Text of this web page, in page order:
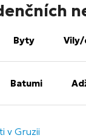
Byty
Batumi
v Gruzii